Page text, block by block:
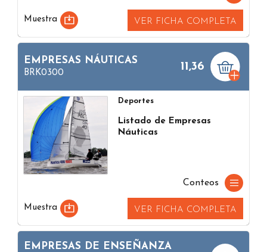
Muestra VER FICHA COMPLETA
EMPRESAS NÁUTICAS
BRK0300
11,36
Deportes
Listado de Empresas
Náuticas
Conteos
Muestra VER FICHA COMPLETA
EMPRESAS DE ENSEÑANZA